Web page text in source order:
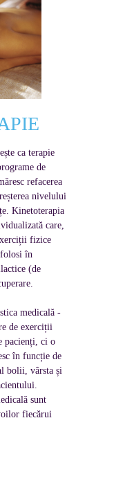
ca terapie
de
refacerea
nivelului
Kinetoterapia
care,
fizice
folosi în
(de
medicală -
de exerciții
pacienți, ci o
în funcție de
bolii, vârsta și
sunt
fiecărui